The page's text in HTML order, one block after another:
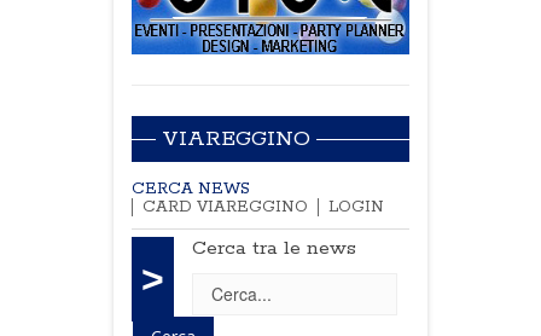
VIAREGGINO
CERCA NEWS
CARD VIAREGGINO
LOGIN
>
Cerca tra le news